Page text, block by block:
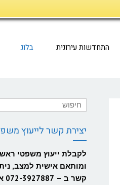
התחדשות עירונית בלוג
יצירת קשר לייעוץ
לקבלת ייעוץ משפטי
ומותאם אישית למצב,